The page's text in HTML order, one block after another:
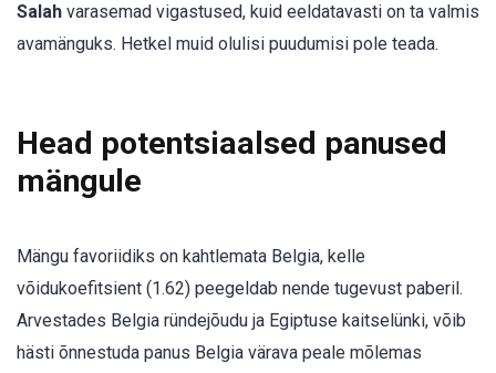
Salah varasemad vigastused, kuid eeldatavasti on ta valmis
avamänguks. Hetkel muid olulisi puudumisi pole teada.
Head potentsiaalsed panused
mängule
Mängu favoriidiks on kahtlemata Belgia, kelle
võidukoefitsient (1.62) peegeldab nende tugevust paberil.
Arvestades Belgia ründejõudu ja Egiptuse kaitselünki, võib
hästi õnnestuda panus Belgia värava peale mõlemas